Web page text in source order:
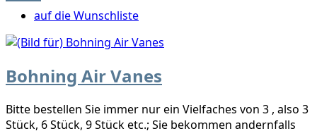
auf die Wunschliste
Bohning Air Vanes
Bitte bestellen Sie immer nur ein Vielfaches von 3 , also 3
Stück, 6 Stück, 9 Stück etc.; Sie bekommen andernfalls